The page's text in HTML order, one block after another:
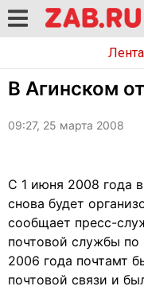
Лента
В Агинском
09:27, 25 марта 2008
С 1 июня 2008 года
снова будет
сообщает пресс-
почтовой службы по
2006 года почтамт
почтовой связи и